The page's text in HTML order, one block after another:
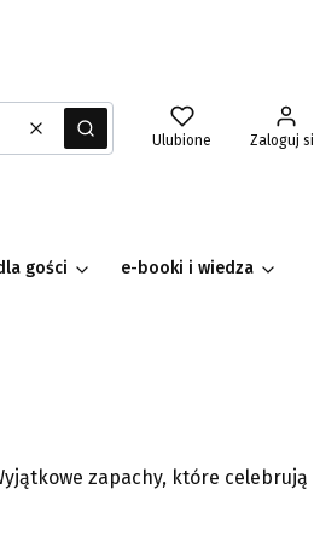
WyczyśćSzukaj Ulubione Zaloguj
gości e-booki i wiedza
zapachy, które